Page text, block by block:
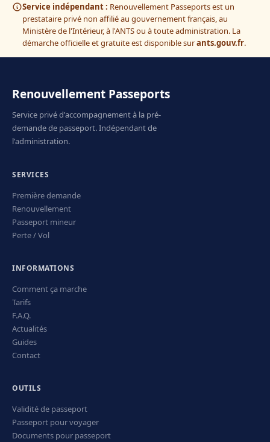
Service indépendant : Renouvellement Passeports est un
prestataire privé non affilié au gouvernement français, au
Ministère de l'Intérieur, à l'ANTS ou à toute administration. La
démarche officielle et gratuite est disponible surants.gouv.fr.
Renouvellement Passeports
Service privé d'accompagnement à la pré-
demande de passeport. Indépendant de
l'administration.
SERVICES
Première demande
Renouvellement
Passeport mineur
Perte / Vol
INFORMATIONS
Comment ça marche
Tarifs
F.A.Q.
Actualités
Guides
Contact
OUTILS
Validité de passeport
Passeport pour voyager
Documents pour passeport